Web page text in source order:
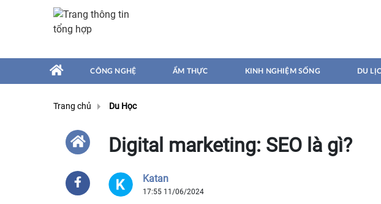
CÔNG NGHỆ ẨM THỰC KINH NGHIỆM SỐNG DU
Trang chủ Du Học
Digital marketing: SEO là gì?
Katan
17:55 11/06/2024